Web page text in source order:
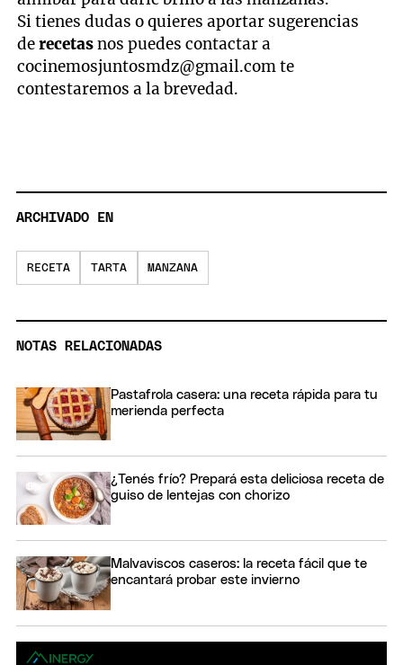
Si tienes dudas o quieres aportar sugerencias
derecetasnos puedes contactar a
cocinemosjuntosmdz@gmail.comte
contestaremos a la brevedad.
ARCHIVADO EN
RECETA TARTA MANZANA
NOTAS RELACIONADAS
Pastafrola casera: una receta rápida para tu
merienda perfecta
¿Tenés frío? Prepará esta deliciosa receta de
guiso de lentejas con chorizo
Malvaviscos caseros: la receta fácil que te
encantará probar este invierno